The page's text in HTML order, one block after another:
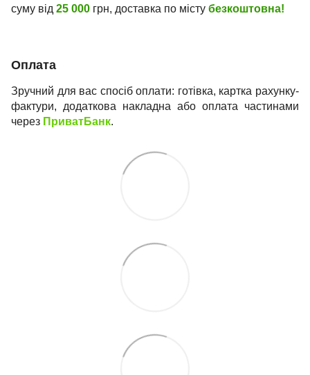
суму від 25 000 грн, доставка по місту безкоштовна!
Оплата
Зручний для вас спосіб оплати: готівка, картка рахунку-
фактури, додаткова накладна або оплата частинами
через ПриватБанк.